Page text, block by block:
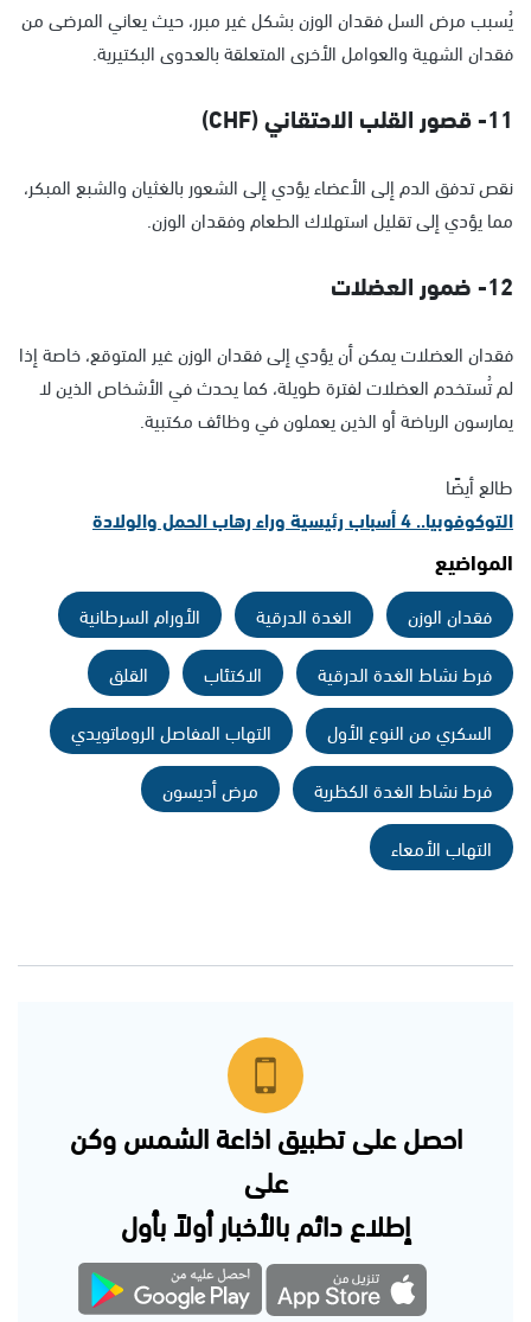
يُسبب مرض السل فقدان الوزن بشكل غير مبرر، حيث يعاني المرضى من
فقدان الشهية والعوامل الأخرى المتعلقة بالعدوى البكتيرية.
11- قصور القلب الاحتقاني (CHF)
نقص تدفق الدم إلى الأعضاء يؤدي إلى الشعور بالغثيان والشبع المبكر،
مما يؤدي إلى تقليل استهلاك الطعام وفقدان الوزن.
12- ضمور العضلات
فقدان العضلات يمكن أن يؤدي إلى فقدان الوزن غير المتوقع، خاصة إذا
لم تُستخدم العضلات لفترة طويلة، كما يحدث في الأشخاص الذين لا
يمارسون الرياضة أو الذين يعملون في وظائف مكتبية.
طالع أيضًا
التوكوفوبيا.. 4 أسباب رئيسية وراء رهاب الحمل والولادة
المواضيع
فقدان الوزن الغدة الدرقية
الأورام السرطانية
فرط نشاط الغدة الدرقية
الاكتئاب
القلق
السكري من النوع الأول
التهاب المفاصل الروماتويدي
فرط نشاط الغدة الكظرية
مرض أديسون
التهاب الأمعاء
احصل على تطبيق اذاعة الشمس وكن
على
إطلاع دائم بالأخبار أولاً بأول